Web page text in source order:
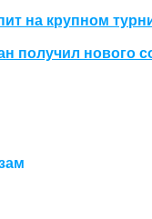
на крупном
получил нового